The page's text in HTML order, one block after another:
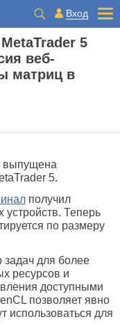
Вход
5
веб-
матриц в
выпущена
5.
получил
Теперь
по размеру
задач для более
ресурсов и
доступными
позволяет явно
использоваться для